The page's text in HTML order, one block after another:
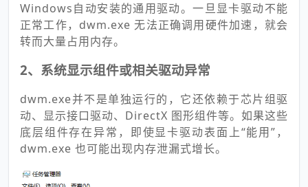
Windows自动安装的通用驱动。一旦显卡驱动不能
正常工作，dwm.exe 无法正确调用硬件加速，就会
转而大量占用内存。
2、系统显示组件或相关驱动异常
dwm.exe并不是单独运行的，它还依赖于芯片组驱
动、显示接口驱动、DirectX 图形组件等。如果这些
底层组件存在异常，即使显卡驱动表面上“能用”，
dwm.exe 也可能出现内存泄漏式增长。